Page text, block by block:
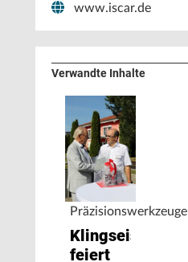
www.iscar.de
Verwandte Inhalte
Präzisionswerkzeuge
Klingseisen
feiert